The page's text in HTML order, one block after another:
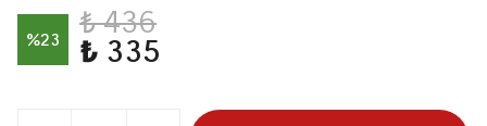
%23 ₺ 436
₺ 335